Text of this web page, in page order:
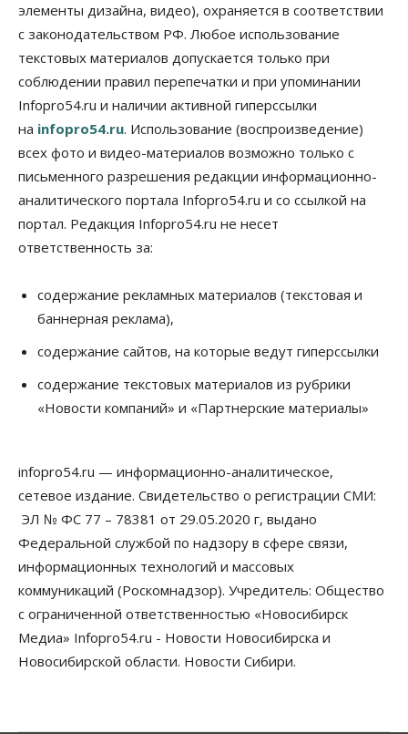
Бизнес
В аэропорту Толмачёво завершены работы по
бетонированию рулежных дорожек
07 Августа 2026, 17:00
Бизнес Общество
Новосибирцы стали реже оформлять
дома по упрощенной схеме
07 Августа 2026, 16:00
Общество Право&Порядок
Роспотребнадзор изъял почти полторы тонны
мяса в Новосибирской области
Расходы новосибирцев на спорт выросли на 40%
за полгода
07 Августа 2026, 14:35
07 Августа 2026, 14:00
07 Августа 2026, 13:55
Авто Общество
Треть автовладельцев в Новосибирской области
«поставили машины на прикол»
07 Августа 2026, 13:00
Власть
Школы, библиотеки, пешеходные тротуары:
депутаты Госдумы контролируют работы на
социальных объектах
07 Августа 2026, 12:35
Синоптики рассказали о погоде в Новосибирске
элементы дизайна, видео), охраняется в соответствии
с законодательством РФ. Любое использование
текстовых материалов допускается только при
соблюдении правил перепечатки и при упоминании
Infopro54.ru и наличии активной гиперссылки
на infopro54.ru. Использование (воспроизведение)
всех фото и видео-материалов возможно только с
письменного разрешения редакции информационно-
аналитического портала Infopro54.ru и со ссылкой на
портал. Редакция Infopro54.ru не несет
ответственность за:
содержание рекламных материалов (текстовая и
баннерная реклама),
содержание сайтов, на которые ведут гиперссылки
содержание текстовых материалов из рубрики
«Новости компаний» и «Партнерские материалы»
infopro54.ru — информационно-аналитическое,
сетевое издание. Свидетельство о регистрации СМИ:
ЭЛ № ФС 77 – 78381 от 29.05.2020 г, выдано
Федеральной службой по надзору в сфере связи,
информационных технологий и массовых
коммуникаций (Роскомнадзор). Учредитель: Общество
с ограниченной ответственностью «Новосибирск
Медиа» Infopro54.ru - Новости Новосибирска и
Новосибирской области. Новости Сибири.